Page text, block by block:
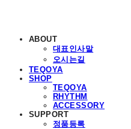
ABOUT
대표인사말
오시는길
TEQOYA
SHOP
TEQOYA
RHYTHM
ACCESSORY
SUPPORT
정품등록